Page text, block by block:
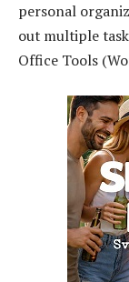
personal
out multiple
Office Tools